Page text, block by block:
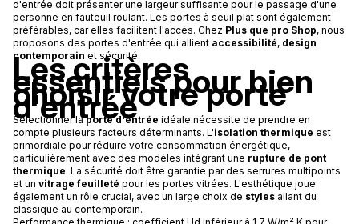
d'entrée doit présenter une largeur suffisante pour le passage d'une
personne en fauteuil roulant. Les portes à seuil plat sont également
préférables, car elles facilitent l'accès. Chez Plus que pro Shop, nous
proposons des portes d'entrée qui allient accessibilité, design
contemporain et sécurité.
Les critères
essentiels pour bien
choisir votre porte
d'entrée
Sélectionner laporte d'entrée idéale nécessite de prendre en
compte plusieurs facteurs déterminants. L'isolation thermique est
primordiale pour réduire votre consommation énergétique,
particulièrement avec des modèles intégrant une rupture de pont
thermique. La sécurité doit être garantie par des serrures multipoints
et un vitrage feuilleté pour les portes vitrées. L'esthétique joue
également un rôle crucial, avec un large choix de styles allant du
classique au contemporain.